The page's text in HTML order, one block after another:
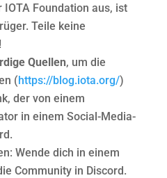
Foundation aus, ist
Teile keine
Quellen, um die
(https://blog.iota.org/)
der von einem
in einem Social-Media-
Wende dich in einem
Community in Discord.